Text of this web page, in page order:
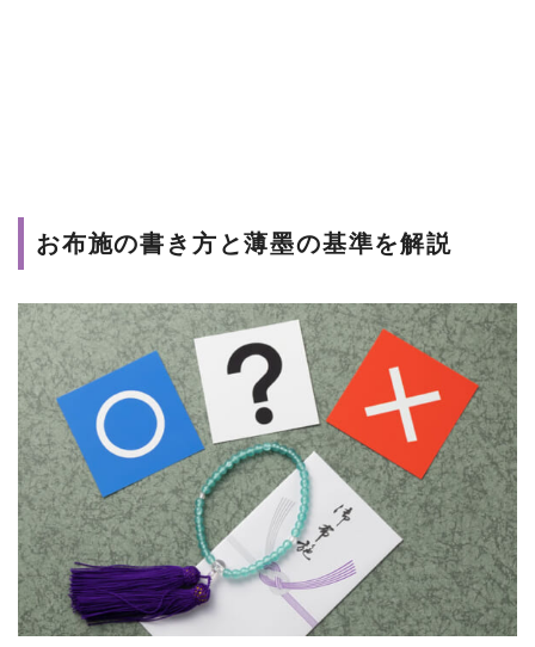
お布施の書き方と薄墨の基準を解説